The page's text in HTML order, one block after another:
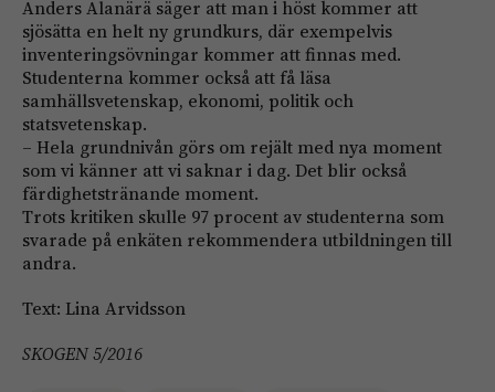
Anders Alanärä säger att man i höst kommer att
sjösätta en helt ny grundkurs, där exempelvis
inventeringsövningar kommer att finnas med.
Studenterna kommer också att få läsa
samhällsvetenskap, ekonomi, politik och
statsvetenskap.
– Hela grundnivån görs om rejält med nya moment
som vi känner att vi saknar i dag. Det blir också
färdighetstränande moment.
Trots kritiken skulle 97 procent av studenterna som
svarade på enkäten rekommendera utbildningen till
andra.
Text: Lina Arvidsson
SKOGEN 5/2016